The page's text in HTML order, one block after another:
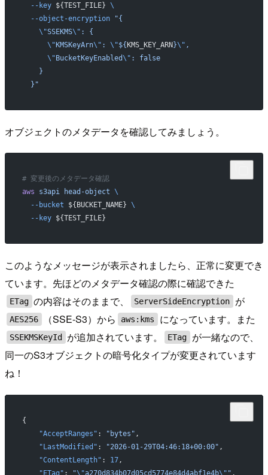
  --key
${TEST_FILE} \
  --object-encryption
"{
    \"
SSEKMS\" : {
      \"
KMSKeyArn\" : \"${KMS_KEY_ARN}\" ,
      \"
BucketKeyEnabled\" : false
    }
  }"
オブジェクトのメタデータを確認してみましょう。
# 変更後のメタデータ確認
aws s3api head-object \
  --bucket
${BUCKET_NAME} \
  --key
${TEST_FILE}
このようなメッセージが表示されましたら、正常に変更でき
ています。先ほどのメタデータ確認の際に確認できた
ETag の内容はそのままで、 ServerSideEncryption が
AES256 （SSE-S3）から aws:kms になっています。また
SSEKMSKeyId が追加されています。 ETag
が一緒なので、
同一のS3オブジェクトの暗号化タイプが変更されています
ね！
{
    "AcceptRanges"
: "bytes" ,
    "LastModified"
: "2026-01-29T04:46:18+00:00" ,
    "ContentLength"
: 17,
    "ETag"
: "\"a270d834b07d05cd5774e84d4abf1e4b\" " ,